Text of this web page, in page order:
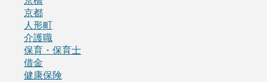
京都
人形町
介護職
保育・保育士
借金
健康保険